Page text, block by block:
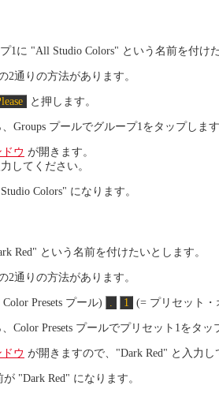
1に "All Studio Colors" という名前を付け
2通りの方法があります。
と押します。
Groups プールでグループ1をタップします
ウ が開きます。
してください。
Colors" になります。
Red" という名前を付けたいとします。
2通りの方法があります。
Color Presets プール) 1 (= プリセット・
Color Presets プールでプリセット1をタッ
ウ が開きますので、"Dark Red" と入力し
"Dark Red" になります。